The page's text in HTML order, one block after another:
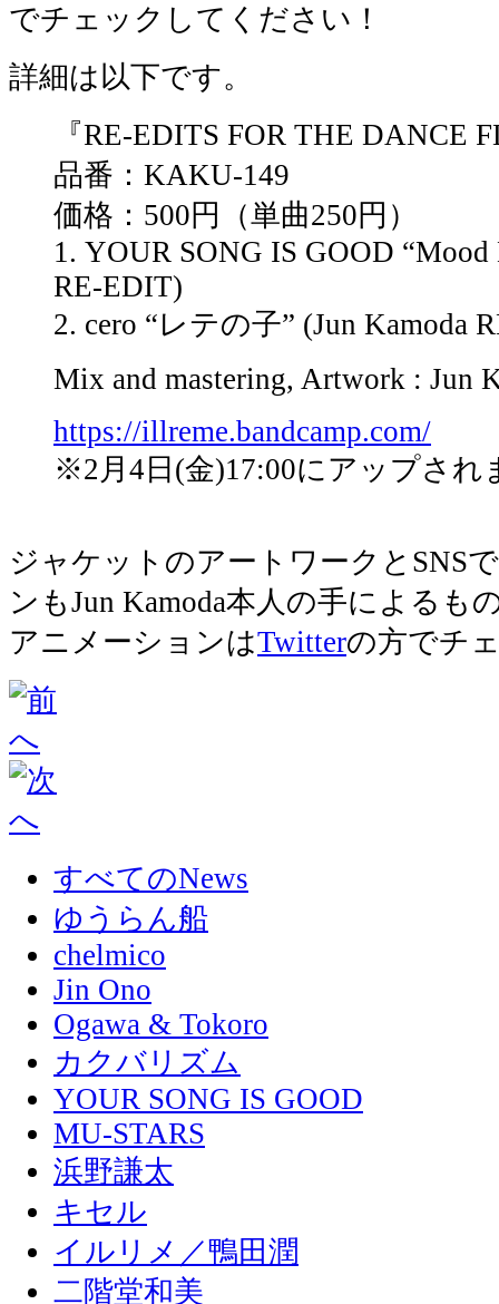
でチェックしてください！
詳細は以下です。
『RE-EDITS FOR THE DANCE
品番：KAKU-149
価格：500円（単曲250円）
1. YOUR SONG IS GOOD “Mood
RE-EDIT)
2. cero “レテの子” (Jun Kamoda
Mix and mastering, Artwork : Jun
https://illreme.bandcamp.com/
※2月4日(金)17:00にアップされ
ジャケットのアートワークとSNS
ンもJun Kamoda本人の手によるも
アニメーションはTwitterの方でチ
すべてのNews
ゆうらん船
chelmico
Jin Ono
Ogawa & Tokoro
カクバリズム
YOUR SONG IS GOOD
MU-STARS
浜野謙太
キセル
イルリメ／鴨田潤
二階堂和美